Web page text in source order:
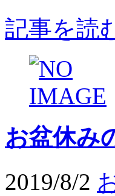
記事を読
お盆休み
2019/8/2